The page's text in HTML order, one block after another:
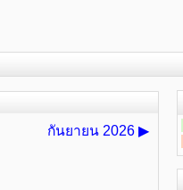
กันยายน 2026 ▶